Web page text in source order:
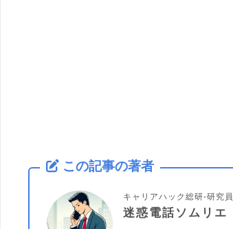
この記事の著者
キャリアハック総研-研究員
迷惑電話ソムリエ